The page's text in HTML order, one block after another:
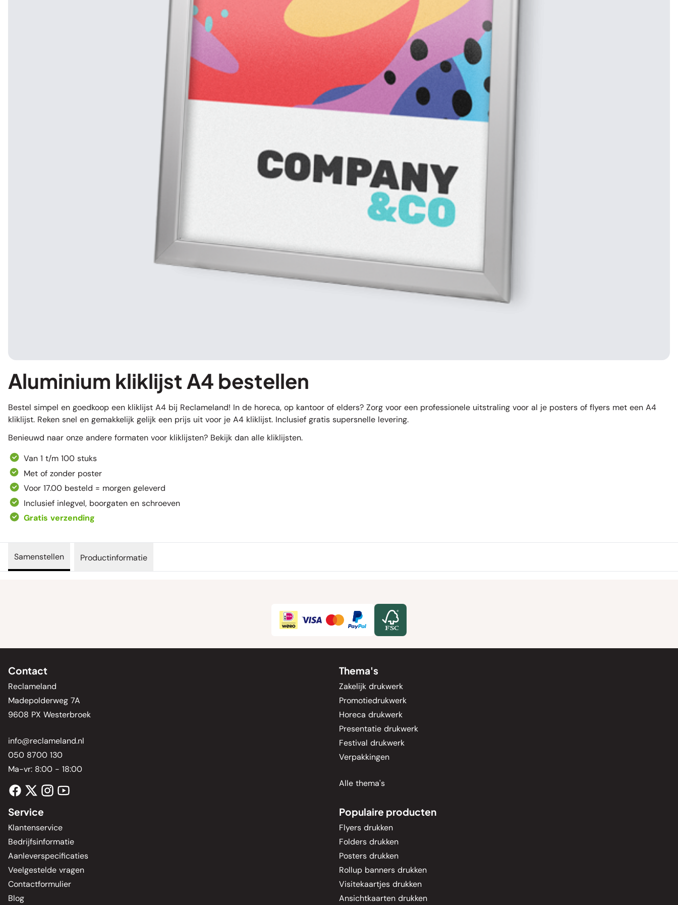
Aluminium kliklijst A4 bestellen
Bestel simpel en goedkoop een kliklijst A4 bij Reclameland! In de horeca, op kantoor of elders? Zorg voor een professionele uitstraling voor al je posters of flyers met een A4
kliklijst. Reken snel en gemakkelijk gelijk een prijs uit voor je A4 kliklijst. Inclusief gratis supersnelle levering.
Benieuwd naar onze andere formaten voor kliklijsten? Bekijk dan alle kliklijsten.
Van 1 t/m 100 stuks
Met of zonder poster
Voor 17.00 besteld = morgen geleverd
Inclusief inlegvel, boorgaten en schroeven
Gratis verzending
Samenstellen Productinformatie
Contact
Reclameland
Madepolderweg 7A
9608 PX Westerbroek
info@reclameland.nl
050 8700 130
Ma-vr: 8:00 - 18:00
Thema's
Zakelijk drukwerk
Promotiedrukwerk
Horeca drukwerk
Presentatie drukwerk
Festival drukwerk
Verpakkingen
Alle thema's
Service
Klantenservice
Bedrijfsinformatie
Aanleverspecificaties
Veelgestelde vragen
Contactformulier
Blog
Populaire producten
Flyers drukken
Folders drukken
Posters drukken
Rollup banners drukken
Visitekaartjes drukken
Ansichtkaarten drukken